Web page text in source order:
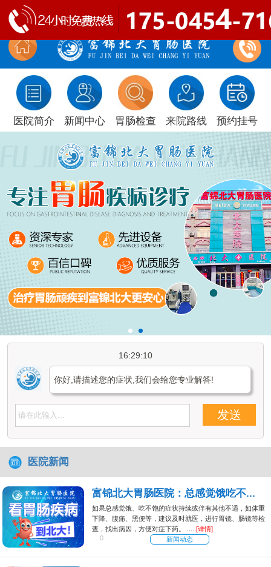
医院简介 新闻中心 胃肠检查 来院路线 预约挂号
16:29:10
你好,请描述您的症状,我们会给您专业解答!
发送
医院新闻
富锦北大胃肠医院：总感觉饿吃不...
如果总感觉饿、吃不饱的症状持续或伴有其他不适，如体重
下降、腹痛、黑便等，建议及时就医，进行胃镜、肠镜等检
查，找出病因，方便对症下药。......[详情]
0
新闻动态